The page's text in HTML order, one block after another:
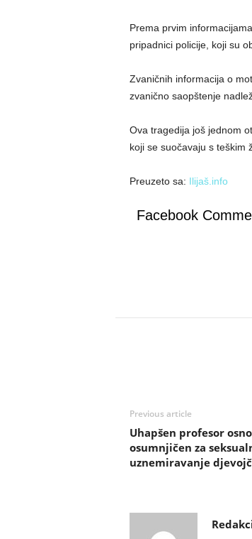
Prema prvim
pripadnici policije, koji su
Zvaničnih informacija o
zvanično saopštenje
Ova tragedija još jednom
koji se suočavaju s teškim
Preuzeto sa: Ilijaš.info
Facebook
Previous article
Uhapšen profesor
osumnjičen za
uznemiravanje